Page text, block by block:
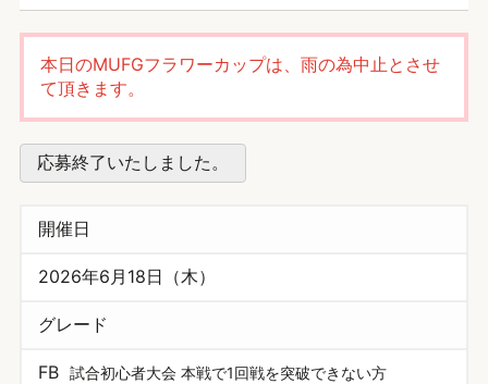
本日のMUFGフラワーカップは、雨の為中止とさせ
て頂きます。
応募終了いたしました。
開催日
2026年6月18日（木）
グレード
FB 試合初心者大会 本戦で1回戦を突破できない方